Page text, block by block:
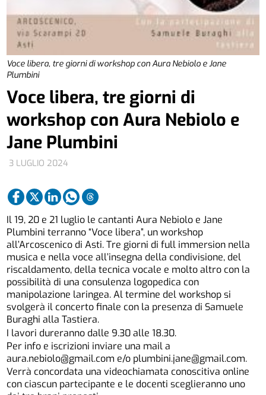
Voce libera, tre giorni di workshop con Aura Nebiolo e Jane
Plumbini
3 LUGLIO 2024
Voce libera, tre giorni di
workshop con Aura Nebiolo e
Jane Plumbini
Il 19, 20 e 21 luglio le cantanti Aura Nebiolo e Jane
Plumbini terranno “Voce libera”, un workshop
all’Arcoscenico di Asti. Tre giorni di full immersion nella
musica e nella voce all’insegna della condivisione, del
riscaldamento, della tecnica vocale e molto altro con la
possibilità di una consulenza logopedica con
manipolazione laringea. Al termine del workshop si
svolgerà il concerto finale con la presenza di Samuele
Buraghi alla Tastiera.
I lavori dureranno dalle 9.30 alle 18.30.
Per info e iscrizioni inviare una mail a
aura.nebiolo@gmail.com e/o plumbini.jane@gmail.com.
Verrà concordata una videochiamata conoscitiva online
con ciascun partecipante e le docenti sceglieranno uno